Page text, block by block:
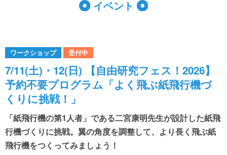
利用案内・アクセス
過ごし方ガイド
イベント
館内MAP
イベント
ワークショップ 受付中
7/11(土)・12(日) 【自由研究フェス！2026】
予約不要プログラム「よく飛ぶ紙飛行機づ
くりに挑戦！」
「紙飛行機の第1人者」である二宮康明先生が設計した紙飛
行機づくりに挑戦。翼の角度を調整して、より長く飛ぶ紙
飛行機をつくってみましょう！